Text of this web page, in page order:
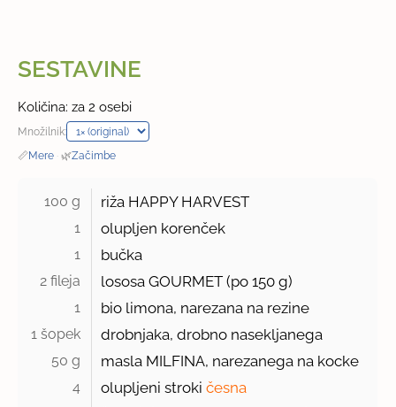
SESTAVINE
Količina: za 2 osebi
Množilnik:
📏Mere · 🌿Začimbe
100 g riža HAPPY HARVEST
1 olupljen korenček
1 bučka
2 fileja lososa GOURMET (po 150 g)
1 bio limona, narezana na rezine
1 šopek drobnjaka, drobno nasekljanega
50 g masla MILFINA, narezanega na kocke
4 olupljeni strokičesna